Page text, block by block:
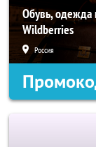
Обувь, одежда
Wildberries
Россия